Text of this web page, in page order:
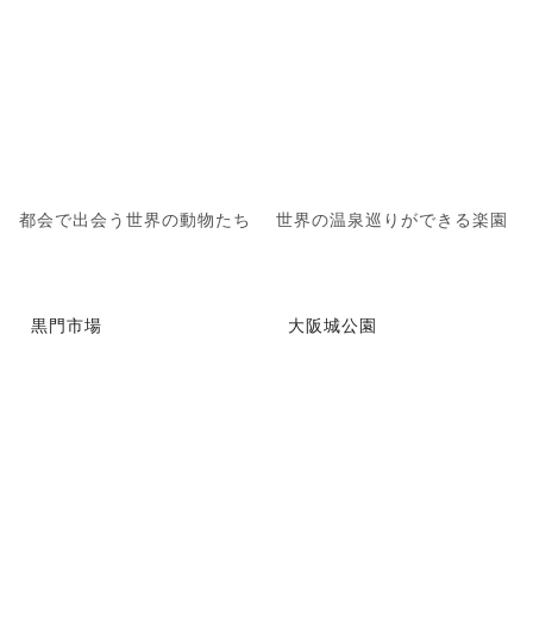
都会で出会う世界の動物たち 世界の温泉巡りができる楽園
黒門市場 大阪城公園